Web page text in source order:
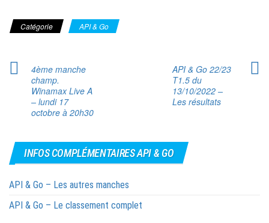
Catégorie API & Go
4ème manche
champ.
Winamax Live A
– lundi 17
octobre à 20h30
API & Go 22/23
T1.5 du
13/10/2022 –
Les résultats
INFOS COMPLÉMENTAIRES API & GO
API & Go – Les autres manches
API & Go – Le classement complet